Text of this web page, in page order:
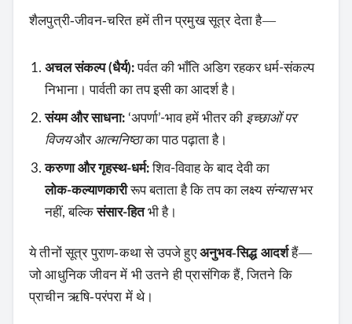
शैलपुत्री‑जीवन‑चरित हमें तीन प्रमुख सूत्र देता है—
अचल संकल्प (धैर्य):पर्वत की भाँति अडिग रहकर धर्म‑संकल्प
निभाना। पार्वती का तप इसी का आदर्श है।
संयम और साधना: ‘अपर्णा’‑भाव हमें भीतर की इच्छाओं पर
विजयऔर आत्मनिष्ठाका पाठ पढ़ाता है।
करुणा और गृहस्थ‑धर्म:शिव‑विवाह के बाद देवी का
लोक‑कल्याणकारीरूप बताता है कि तप का लक्ष्य संन्यासभर
नहीं, बल्किसंसार‑हितभी है।
ये तीनों सूत्र पुराण‑कथा से उपजे हुएअनुभव‑सिद्ध आदर्शहैं—
जो आधुनिक जीवन में भी उतने ही प्रासंगिक हैं, जितने कि
प्राचीन ऋषि‑परंपरा में थे।